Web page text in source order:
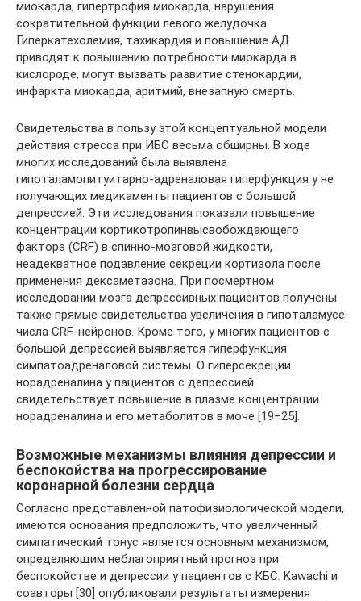
миокарда, гипертрофия миокарда, нарушения
сократительной функции левого желудочка.
Гиперкатехолемия, тахикардия и повышение АД
приводят к повышению потребности миокарда в
кислороде, могут вызвать развитие стенокардии,
инфаркта миокарда, аритмий, внезапную смерть.
Свидетельства в пользу этой концептуальной модели
действия стресса при ИБС весьма обширны. В ходе
многих исследований была выявлена
гипоталамопитуитарно-адреналовая гиперфункция у не
получающих медикаменты пациентов с большой
депрессией. Эти исследования показали повышение
концентрации кортикотропинвысвобождающего
фактора (CRF) в спинно-мозговой жидкости,
неадекватное подавление секреции кортизола после
применения дексаметазона. При посмертном
исследовании мозга депрессивных пациентов получены
также прямые свидетельства увеличения в гипоталамусе
числа CRF-нейронов. Кроме того, у многих пациентов с
большой депрессией выявляется гиперфункция
симпатоадреналовой системы. О гиперсекреции
норадреналина у пациентов с депрессией
свидетельствует повышение в плазме концентрации
норадреналина и его метаболитов в моче [19–25].
Возможные механизмы влияния депрессии и
беспокойства на прогрессирование
коронарной болезни сердца
Согласно представленной патофизиологической модели,
имеются основания предположить, что увеличенный
симпатический тонус является основным механизмом,
определяющим неблагоприятный прогноз при
беспокойстве и депрессии у пациентов с КБС. Kawachi и
соавторы [30] опубликовали результаты измерения